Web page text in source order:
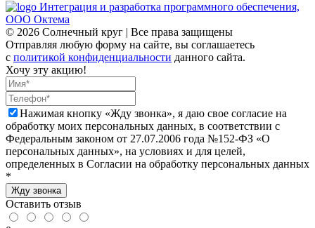
Интеграция и разработка программного обеспечения,
ООО Октема
© 2026 Солнечный круг | Все права защищены
Отправляя любую форму на сайте, вы соглашаетесь
с политикой конфиденциальности данного сайта.
Хочу эту акцию!
Нажимая кнопку «Жду звонка», я даю свое согласие на
обработку моих персональных данных, в соответствии с
Федеральным законом от 27.07.2006 года №152-ФЗ «О
персональных данных», на условиях и для целей,
определенных в Согласии на обработку персональных данных
*
Жду звонка
Оставить отзыв